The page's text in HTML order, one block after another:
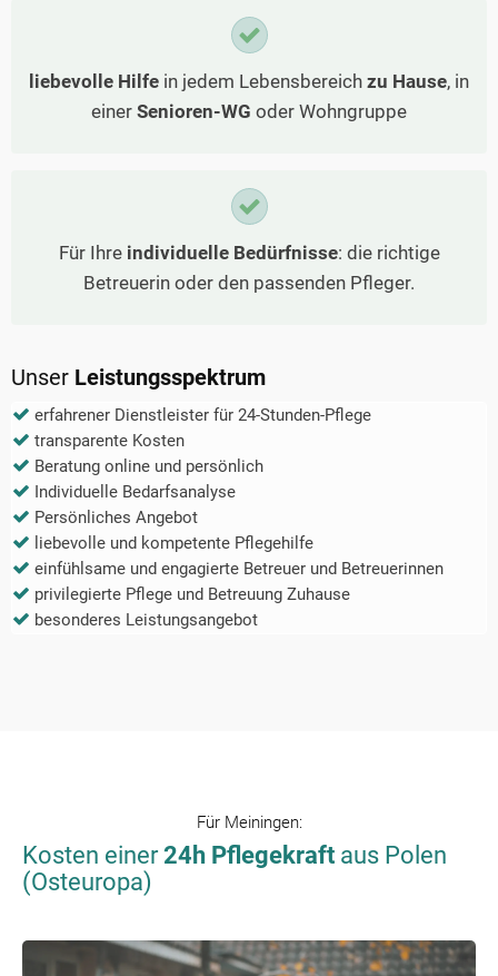
liebevolle Hilfe in jedem Lebensbereich zu Hause, in
einer Senioren-WG oder Wohngruppe
Für Ihre individuelle Bedürfnisse: die richtige
Betreuerin oder den passenden Pfleger.
Unser Leistungsspektrum
erfahrener Dienstleister für 24-Stunden-Pflege
transparente Kosten
Beratung online und persönlich
Individuelle Bedarfsanalyse
Persönliches Angebot
liebevolle und kompetente Pflegehilfe
einfühlsame und engagierte Betreuer und Betreuerinnen
privilegierte Pflege und Betreuung Zuhause
besonderes Leistungsangebot
Für Meiningen:
Kosten einer24h Pflegekraft aus Polen
(Osteuropa)